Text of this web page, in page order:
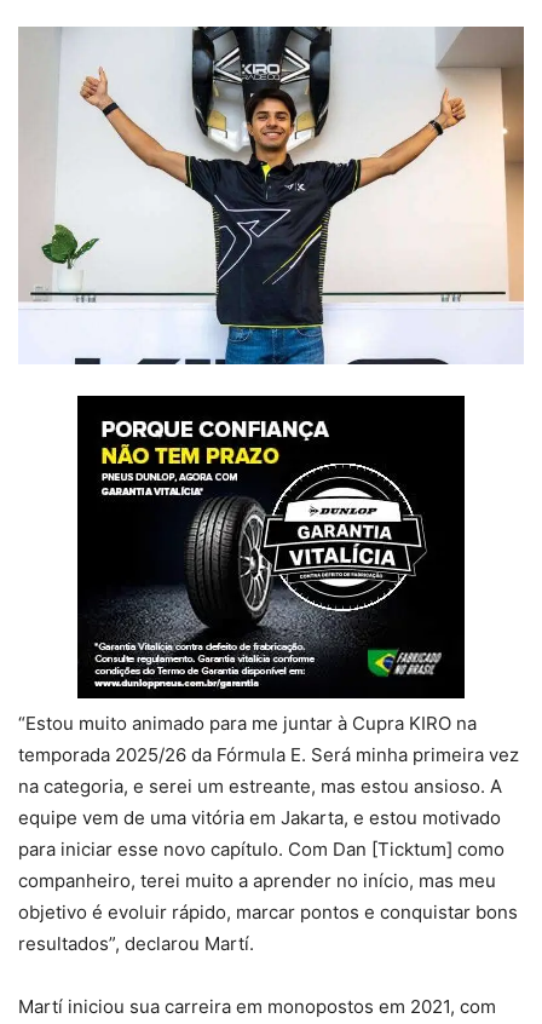
“Estou muito animado para me juntar à Cupra KIRO na
temporada 2025/26 da Fórmula E. Será minha primeira vez
na categoria, e serei um estreante, mas estou ansioso. A
equipe vem de uma vitória em Jakarta, e estou motivado
para iniciar esse novo capítulo. Com Dan [Ticktum] como
companheiro, terei muito a aprender no início, mas meu
objetivo é evoluir rápido, marcar pontos e conquistar bons
resultados”, declarou Martí.
Martí iniciou sua carreira em monopostos em 2021, com